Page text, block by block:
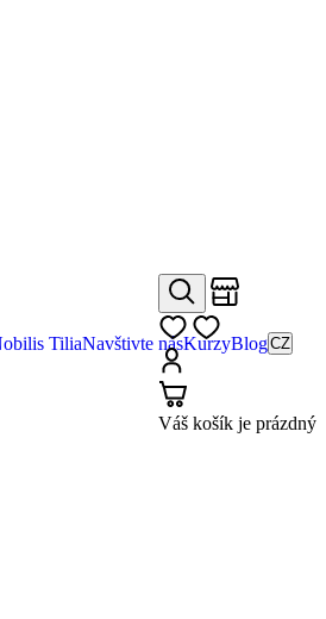
TiliaNavštivte násKurzyBlogCZ
Hledat
Přihlásit
Váš košík je prázdný